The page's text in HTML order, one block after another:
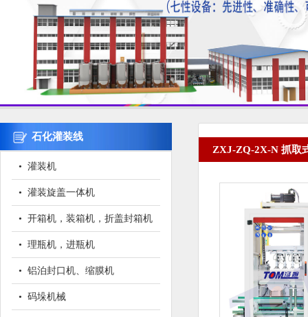
石化灌装线
• 灌装机
• 灌装旋盖一体机
• 开箱机，装箱机，折盖封箱机
• 理瓶机，进瓶机
• 铝泊封口机、缩膜机
• 码垛机械
ZXJ-ZQ-2X-N 抓取